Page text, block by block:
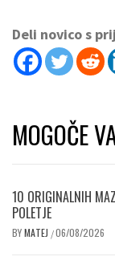
Deli novico s
MOGOČE
10 ORIGINALNIH
POLETJE
BYMATEJ /06/08/2026